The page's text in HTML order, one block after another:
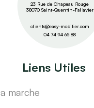
23 Rue de Chapeau Rouge
38070 Saint-Quentin-Fallavier
clients@easy-mobilier.com
04 74 94 65 88
Liens Utiles
marche